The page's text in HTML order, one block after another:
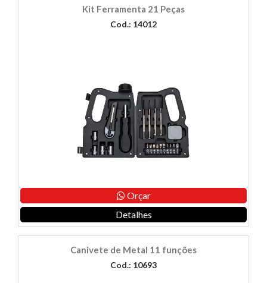
Kit Ferramenta 21 Peças
Cod.: 14012
Orçar
Detalhes
Canivete de Metal 11 funções
Cod.: 10693